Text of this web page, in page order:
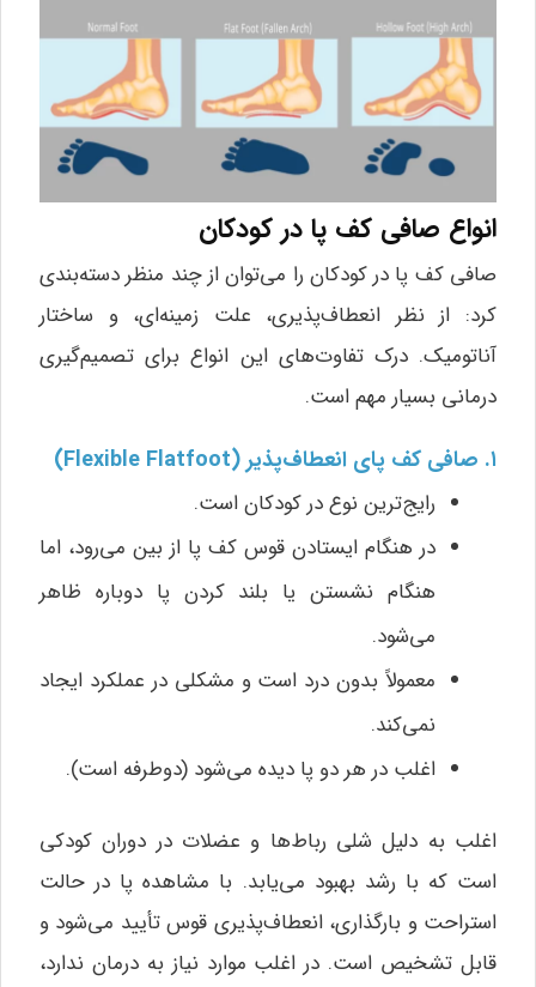
انواع صافی کف پا در کودکان
صافی کف پا در کودکان را می‌توان از چند منظر دسته‌بندی
کرد: از نظر انعطاف‌پذیری، علت زمینه‌ای، و ساختار
آناتومیک. درک تفاوت‌های این انواع برای تصمیم‌گیری
درمانی بسیار مهم است.
۱. صافی کف پای انعطاف‌پذیر (Flexible Flatfoot)
رایج‌ترین نوع در کودکان است.
در هنگام ایستادن قوس کف پا از بین می‌رود، اما
هنگام نشستن یا بلند کردن پا دوباره ظاهر
می‌شود.
معمولاً بدون درد است و مشکلی در عملکرد ایجاد
نمی‌کند.
اغلب در هر دو پا دیده می‌شود (دوطرفه است).
اغلب به دلیل شلی رباط‌ها و عضلات در دوران کودکی
است که با رشد بهبود می‌یابد. با مشاهده پا در حالت
استراحت و بارگذاری، انعطاف‌پذیری قوس تأیید می‌شود و
قابل تشخیص است. در اغلب موارد نیاز به درمان ندارد،